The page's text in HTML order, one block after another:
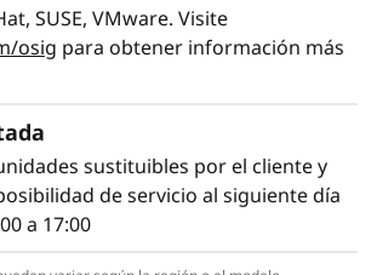
crecer
SD630 V2 ofrece muy elevada
costes, al estar diseñado para
con escalado horizontal
HPC, IA, computación técnica o
SUSE, VMware. Visite
osig para obtener información más
sustituibles por el cliente y
de servicio al siguiente día
a 17:00